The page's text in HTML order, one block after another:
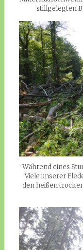
stillgelegten
Während eines
Viele unserer
den heißen